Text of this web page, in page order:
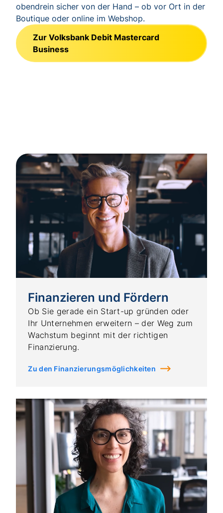
obendrein sicher von der Hand – ob vor Ort in der
Boutique oder online im Webshop.
Zur Volksbank Debit Mastercard
Business
Finanzieren und Fördern
Ob Sie gerade ein Start-up gründen oder
Ihr Unternehmen erweitern – der Weg zum
Wachstum beginnt mit der richtigen
Finanzierung.
Zu den Finanzierungsmöglichkeiten